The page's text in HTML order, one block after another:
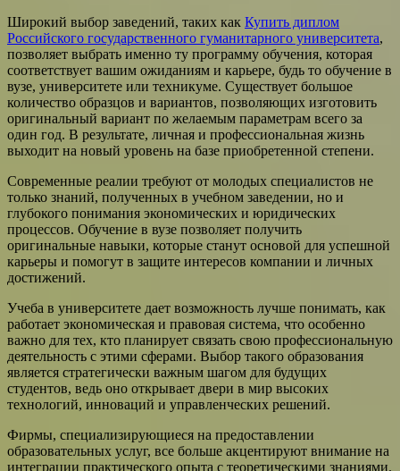
Широкий выбор заведений, таких как Купить диплом
Российского государственного гуманитарного университета,
позволяет выбрать именно ту программу обучения, которая
соответствует вашим ожиданиям и карьере, будь то обучение в
вузе, университете или техникуме. Существует большое
количество образцов и вариантов, позволяющих изготовить
оригинальный вариант по желаемым параметрам всего за
один год. В результате, личная и профессиональная жизнь
выходит на новый уровень на базе приобретенной степени.
Современные реалии требуют от молодых специалистов не
только знаний, полученных в учебном заведении, но и
глубокого понимания экономических и юридических
процессов. Обучение в вузе позволяет получить
оригинальные навыки, которые станут основой для успешной
карьеры и помогут в защите интересов компании и личных
достижений.
Учеба в университете дает возможность лучше понимать, как
работает экономическая и правовая система, что особенно
важно для тех, кто планирует связать свою профессиональную
деятельность с этими сферами. Выбор такого образования
является стратегически важным шагом для будущих
студентов, ведь оно открывает двери в мир высоких
технологий, инноваций и управленческих решений.
Фирмы, специализирующиеся на предоставлении
образовательных услуг, все больше акцентируют внимание на
интеграции практического опыта с теоретическими знаниями.